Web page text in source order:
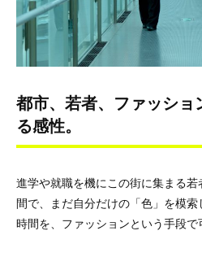
都市、若者、ファッシ
る感性。
進学や就職を機にこの街に集まる
間で、まだ自分だけの「色」を模
時間を、ファッションという手段で